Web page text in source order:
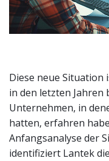
Diese neue Situation
in den letzten Jahren
Unternehmen, in
hatten, erfahren
Anfangsanalyse der
identifiziert Lantek